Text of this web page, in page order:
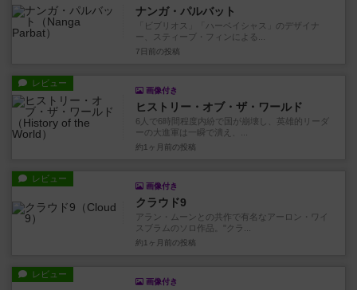
ナンガ・パルバット
「ビブリオス」「ハーベイシャス」のデザイナ
ー、スティーブ・フィンによる...
7日前 の投稿
レビュー
画像付き
ヒストリー・オブ・ザ・ワールド
6人で6時間程度内紛で国が崩壊し、英雄的リーダ
ーの大進軍は一瞬で潰え、...
約1ヶ月前 の投稿
レビュー
画像付き
クラウド9
アラン・ムーンとの共作で有名なアーロン・ワイ
スブラムのソロ作品。"クラ...
約1ヶ月前 の投稿
レビュー
画像付き